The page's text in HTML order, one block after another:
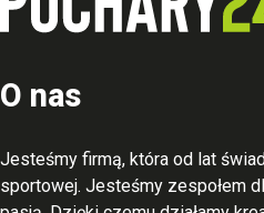
O nas
Jesteśmy firmą, która od lat
sportowej. Jesteśmy zespołem